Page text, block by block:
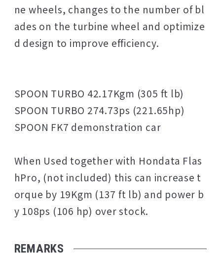
ne wheels, changes to the number of bl
ades on the turbine wheel and optimize
d design to improve efficiency.
SPOON TURBO 42.17Kgm (305 ft lb)
SPOON TURBO 274.73ps (221.65hp)
SPOON FK7 demonstration car
When Used together with Hondata Flas
hPro, (not included) this can increase t
orque by 19Kgm (137 ft lb) and power b
y 108ps (106 hp) over stock.
REMARKS